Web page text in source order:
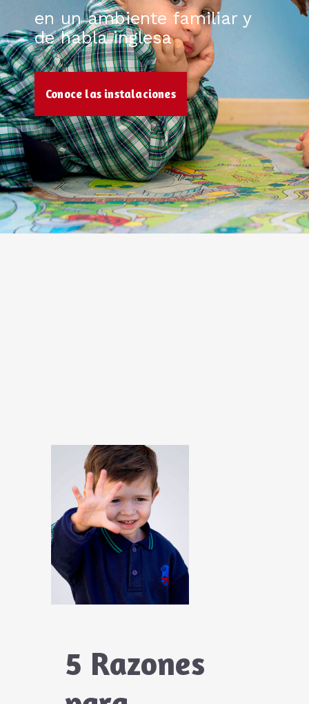
en un ambiente familiar y
de habla inglesa
Conoce las instalaciones
5 Razones